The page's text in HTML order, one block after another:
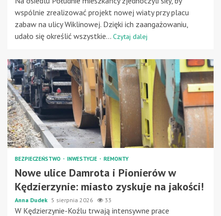
wspólnie zrealizować projekt nowej wiaty przy placu
zabaw na ulicy Wiklinowej. Dzięki ich zaangażowaniu,
udało się określić wszystkie... Czytaj dalej
BEZPIECZEŃSTWO INWESTYCJE REMONTY
Nowe ulice Damrota i Pionierów w
Kędzierzynie: miasto zyskuje na jakości!
Anna Dudek 5 sierpnia 2026 33
W Kędzierzynie-Koźlu trwają intensywne prace